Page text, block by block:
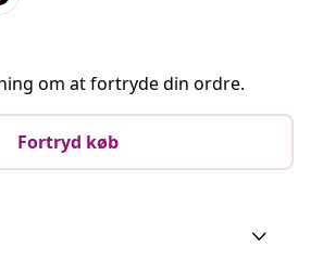
om at fortryde din ordre.
Fortryd køb